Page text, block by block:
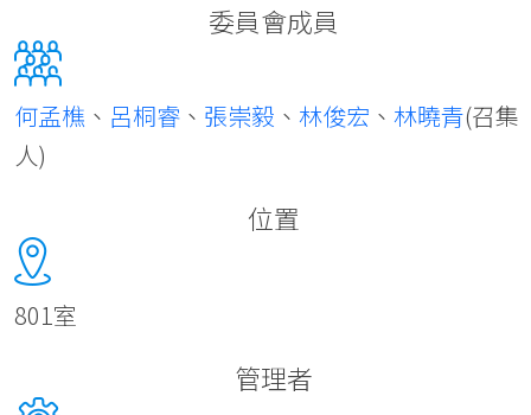
委員會成員
何孟樵 、 呂桐睿 、 張崇毅 、 林俊宏 、 林曉青(召集
人)
位置
801室
管理者